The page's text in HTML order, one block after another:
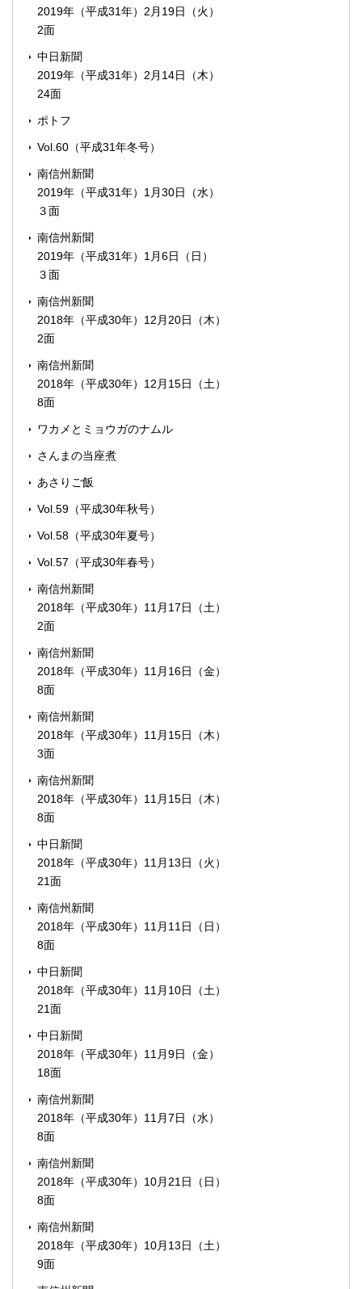
2019年（平成31年）2月19日（火）
2面
中日新聞
2019年（平成31年）2月14日（木）
24面
ポトフ
Vol.60（平成31年冬号）
南信州新聞
2019年（平成31年）1月30日（水）
３面
南信州新聞
2019年（平成31年）1月6日（日）
３面
南信州新聞
2018年（平成30年）12月20日（木）
2面
南信州新聞
2018年（平成30年）12月15日（土）
8面
ワカメとミョウガのナムル
さんまの当座煮
あさりご飯
Vol.59（平成30年秋号）
Vol.58（平成30年夏号）
Vol.57（平成30年春号）
南信州新聞
2018年（平成30年）11月17日（土）
2面
南信州新聞
2018年（平成30年）11月16日（金）
8面
南信州新聞
2018年（平成30年）11月15日（木）
3面
南信州新聞
2018年（平成30年）11月15日（木）
8面
中日新聞
2018年（平成30年）11月13日（火）
21面
南信州新聞
2018年（平成30年）11月11日（日）
8面
中日新聞
2018年（平成30年）11月10日（土）
21面
中日新聞
2018年（平成30年）11月9日（金）
18面
南信州新聞
2018年（平成30年）11月7日（水）
8面
南信州新聞
2018年（平成30年）10月21日（日）
8面
南信州新聞
2018年（平成30年）10月13日（土）
9面